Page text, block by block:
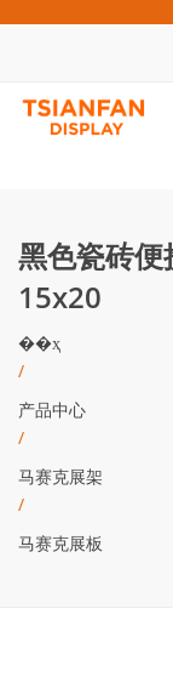
黑色瓷砖
15x20
��ҳ
/
产品中心
/
马赛克展架
/
马赛克展板